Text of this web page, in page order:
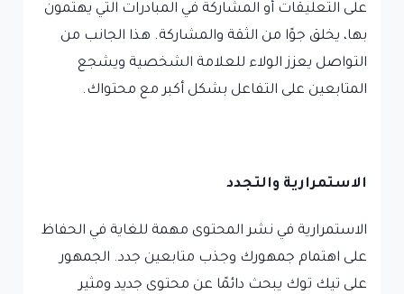
على التعليقات أو المشاركة في المبادرات التي يهتمون
بها، يخلق جوًا من الثقة والمشاركة. هذا الجانب من
التواصل يعزز الولاء للعلامة الشخصية ويشجع
المتابعين على التفاعل بشكل أكبر مع محتواك.
الاستمرارية والتجدد
الاستمرارية في نشر المحتوى مهمة للغاية في الحفاظ
على اهتمام جمهورك وجذب متابعين جدد. الجمهور
على تيك توك يبحث دائمًا عن محتوى جديد ومثير